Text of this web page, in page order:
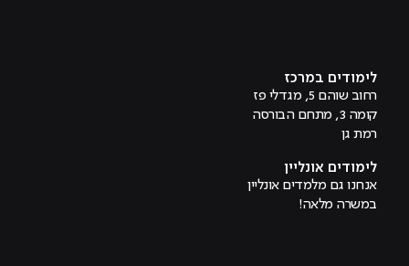
לימודים במרכז
רחוב שוהם 5, מגדלי פז
קומה 3, מתחם הבורסה
רמת גן
לימודים אונליין
אנחנו גם מלמדים אונליין
במשרה מלאה!